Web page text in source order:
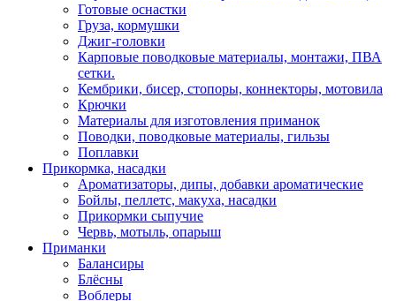
Готовые оснастки
Груза, кормушки
Джиг-головки
Карповые поводковые материалы, монтажи, ПВА
сетки.
Кембрики, бисер, стопоры, коннекторы, мотовила
Крючки
Материалы для изготовления приманок
Поводки, поводковые материалы, гильзы
Поплавки
Прикормка, насадки
Ароматизаторы, дипы, добавки ароматические
Бойлы, пеллетс, макуха, насадки
Прикормки сыпучие
Червь, мотыль, опарыш
Приманки
Балансиры
Блёсны
Воблеры